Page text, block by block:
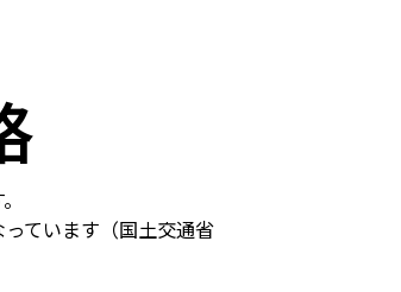
っています（国土交通省